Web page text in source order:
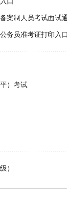
案制人员考试面试
务员准考证打印入
）考试
）